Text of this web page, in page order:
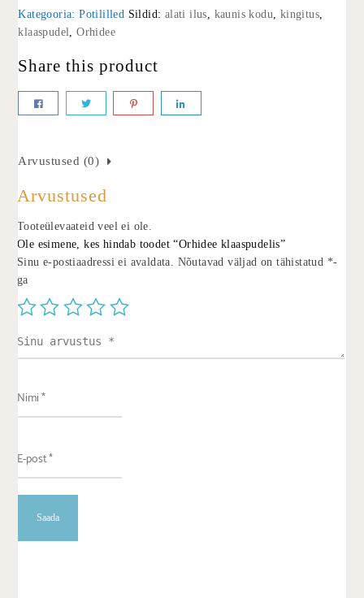
Kategooria:Potililled Sildid: alati ilus kaunis kodu kingitus
klaaspudel ,Orhidee
Share this product
Arvustused (0)
Arvustused
Tooteülevaateid veel ei ole.
Ole esimene, kes hindab toodet “Orhidee klaaspudelis”
Sinu e-postiaadressi ei avaldata.
Nõutavad väljad on tähistatud *-
ga